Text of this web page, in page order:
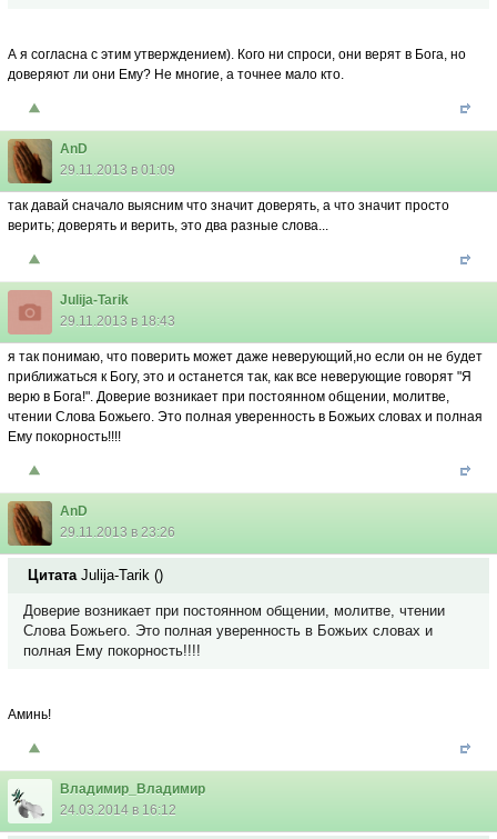
А я согласна с этим утверждением). Кого ни спроси, они верят в Бога, но
доверяют ли они Ему? Не многие, а точнее мало кто.
AnD
29.11.2013 в 01:09
так давай сначало выясним что значит доверять, а что значит просто
верить; доверять и верить, это два разные слова...
Julija-Tarik
29.11.2013 в 18:43
я так понимаю, что поверить может даже неверующий,но если он не будет
приближаться к Богу, это и останется так, как все неверующие говорят "Я
верю в Бога!". Доверие возникает при постоянном общении, молитве,
чтении Слова Божьего. Это полная уверенность в Божьих словах и полная
Ему покорность!!!!
AnD
29.11.2013 в 23:26
Цитата Julija-Tarik ()
Доверие возникает при постоянном общении, молитве, чтении
Слова Божьего. Это полная уверенность в Божьих словах и
полная Ему покорность!!!!
Аминь!
Владимир_Владимир
24.03.2014 в 16:12